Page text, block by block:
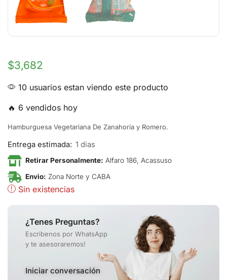
$3,682
10 usuarios estan viendo este producto
🔥 6 vendidos hoy
Hamburguesa Vegetariana De Zanahoria y Romero.
Entrega estimada: 1 dias
Retirar Personalmente: Alfaro 186, Acassuso
Envio: Zona Norte y CABA
Sin existencias
¿Tenes Preguntas?
Escribenos por WhatsApp
y te asesoraremos!
Iniciar conversación